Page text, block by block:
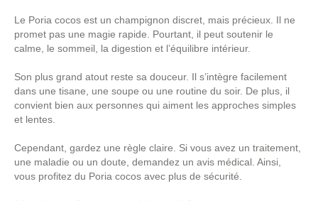
Le Poria cocos est un champignon discret, mais précieux. Il ne
promet pas une magie rapide. Pourtant, il peut soutenir le
calme, le sommeil, la digestion et l’équilibre intérieur.
Son plus grand atout reste sa douceur. Il s’intègre facilement
dans une tisane, une soupe ou une routine du soir. De plus, il
convient bien aux personnes qui aiment les approches simples
et lentes.
Cependant, gardez une règle claire. Si vous avez un traitement,
une maladie ou un doute, demandez un avis médical. Ainsi,
vous profitez du Poria cocos avec plus de sécurité.